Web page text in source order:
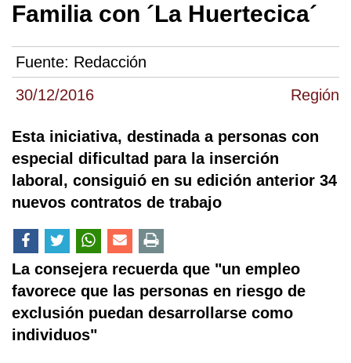
30/12/2016 Región
Familia con ´La Huertecica´
Fuente: Redacción
Esta iniciativa, destinada a personas con
especial dificultad para la inserción
laboral, consiguió en su edición anterior 34
nuevos contratos de trabajo
La consejera recuerda que "un empleo
favorece que las personas en riesgo de
exclusión puedan desarrollarse como
individuos"